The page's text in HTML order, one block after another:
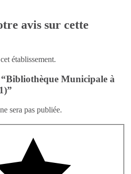
avis sur cette
établissement.
Municipale à
sera pas publiée.